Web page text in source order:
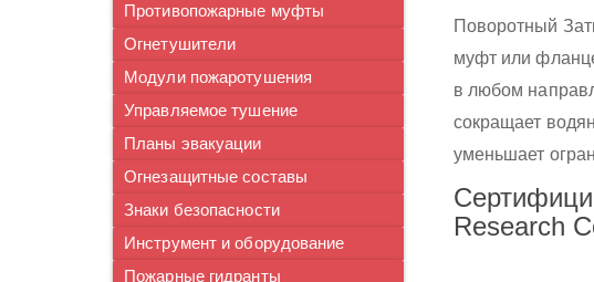
Противопожарные муфты
Огнетушители
Модули пожаротушения
Управляемое тушение
Планы эвакуации
Огнезащитные составы
Знаки безопасности
Инструмент и оборудование
Пожарные гидранты
Поворотный
муфт или
в любом
сокращает
уменьшает
Research